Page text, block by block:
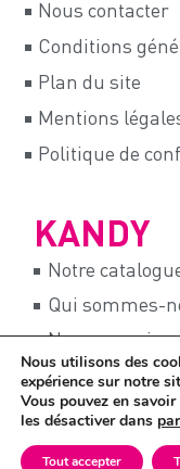
Nous contacter
Conditions
Plan du site
Mentions
Politique de
KANDY
Notre
Qui sommes-
Nos magasins
Notre
Recrutements
Nous utilisons des
expérience sur notre
Vous pouvez en
les désactiver dans
Tout accepter